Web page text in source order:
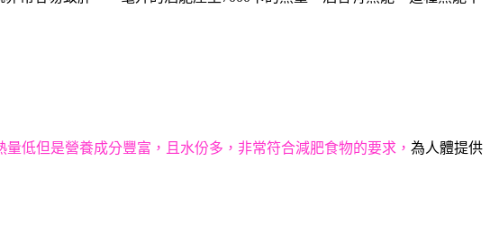
低但是營養成分豐富，且水份多，非常符合減肥食物的要求， 為人體提供